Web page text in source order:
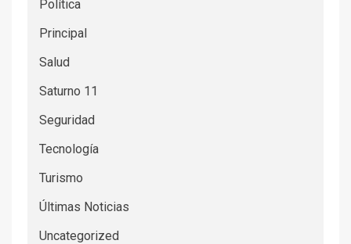
Política
Principal
Salud
Saturno 11
Seguridad
Tecnología
Turismo
Últimas Noticias
Uncategorized